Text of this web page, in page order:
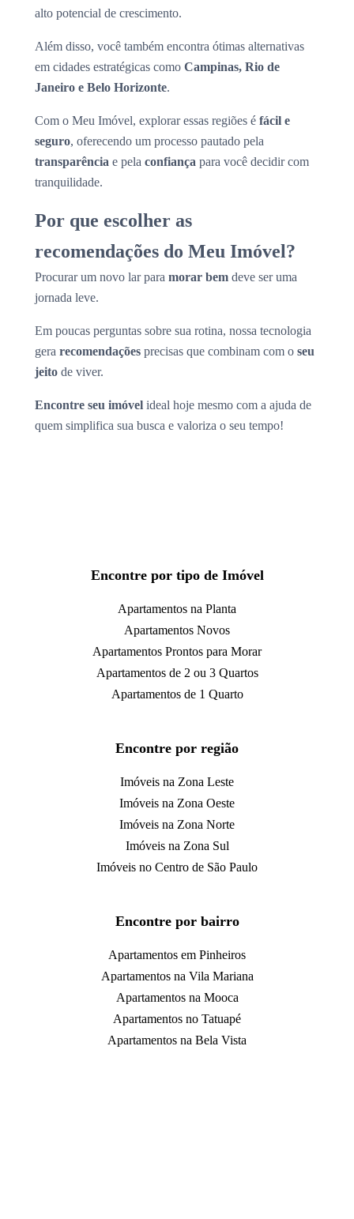
alto potencial de crescimento.
Além disso, você também encontra ótimas alternativas
em cidades estratégicas como Campinas, Rio de
Janeiro e Belo Horizonte.
Com o Meu Imóvel, explorar essas regiões é fácil e
seguro, oferecendo um processo pautado pela
transparência e pela confiança para você decidir com
tranquilidade.
Por que escolher as
recomendações do Meu Imóvel?
Procurar um novo lar para morar bem deve ser uma
jornada leve.
Em poucas perguntas sobre sua rotina, nossa tecnologia
gera recomendações precisas que combinam com o seu
jeito de viver.
Encontre seu imóvel ideal hoje mesmo com a ajuda de
quem simplifica sua busca e valoriza o seu tempo!
Encontre por tipo de Imóvel
Apartamentos na Planta
Apartamentos Novos
Apartamentos Prontos para Morar
Apartamentos de 2 ou 3 Quartos
Apartamentos de 1 Quarto
Encontre por região
Imóveis na Zona Leste
Imóveis na Zona Oeste
Imóveis na Zona Norte
Imóveis na Zona Sul
Imóveis no Centro de São Paulo
Encontre por bairro
Apartamentos em Pinheiros
Apartamentos na Vila Mariana
Apartamentos na Mooca
Apartamentos no Tatuapé
Apartamentos na Bela Vista